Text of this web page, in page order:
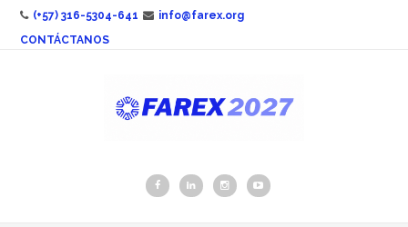
(+57) 316-5304-641
info@farex.org
CONTÁCTANOS